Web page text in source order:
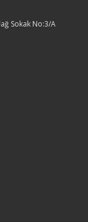
Sokak No:3/A